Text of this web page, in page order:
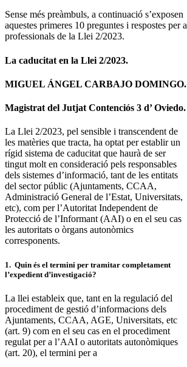
Sense més preàmbuls, a continuació s’exposen
aquestes primeres 10 preguntes i respostes per a
professionals de la Llei 2/2023.
La caducitat en la Llei 2/2023.
MIGUEL ÁNGEL CARBAJO DOMINGO.
Magistrat del Jutjat Contenciós 3 d’ Oviedo.
La Llei 2/2023, pel sensible i transcendent de
les matèries que tracta, ha optat per establir un
rígid sistema de caducitat que haurà de ser
tingut molt en consideració pels responsables
dels sistemes d’informació, tant de les entitats
del sector públic (Ajuntaments, CCAA,
Administració General de l’Estat, Universitats,
etc), com per l’Autoritat Independent de
Protecció de l’Informant (AAI) o en el seu cas
les autoritats o òrgans autonòmics
corresponents.
1. Quin és el termini per tramitar completament
l’expedient d’investigació?
La llei estableix que, tant en la regulació del
procediment de gestió d’informacions dels
Ajuntaments, CCAA, AGE, Universitats, etc
(art. 9) com en el seu cas en el procediment
regulat per a l’AAI o autoritats autonòmiques
(art. 20), el termini per a